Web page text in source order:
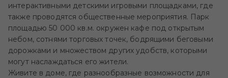
интерактивными детскими игровыми площадками, где
также проводятся общественные мероприятия. Парк
площадью 50 000 кв.м. окружен кафе под открытым
небом, сотнями торговых точек, бодрящими беговыми
дорожками и множеством других удобств, которыми
могут наслаждаться его жители.
Живите в доме, где разнообразные возможности для